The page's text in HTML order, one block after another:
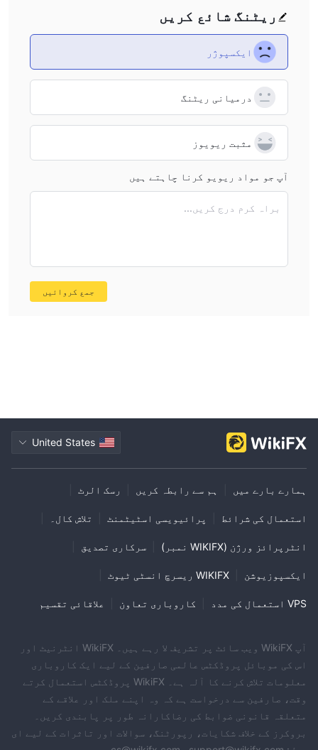
ریٹنگ شائع کریں
ایکسپوژر
درمیانی ریٹنگ
مثبت ریویوز
آپ جو مواد ریویو کرنا چاہتے ہیں
براہ کرم درج کریں...
جمع کروائیں
United States
ہمارے بارے میں ہم سے رابطہ کریں رسک الرٹ
استعمال کی شرائط پرائیویسی اسٹیٹمنٹ تلاش کال۔
انٹرپرائز ورژن (WIKIFX نمبر) سرکاری تصدیق
ایکسپوزیوشن WIKIFX ریسرچ انسٹی ٹیوٹ
VPS استعمال کی مدد کاروباری تعاون علاقائی تقسیم
آپ WikiFX ویب سائٹ پر تشریف لا رہے ہیں۔ WikiFX انٹرنیٹ اور
اس کی موبائل پروڈکٹس عالمی صارفین کے لیے ایک کاروباری
معلومات تلاش کرنے کا آلہ ہے۔ WikiFX پروڈکٹس استعمال کرتے
وقت، صارفین سے درخواست ہے کہ وہ اپنے ملک اور علاقے کے
متعلقہ قانونی ضوابط کی رضاکارانہ طور پر پابندی کریں۔
بروکرز کے خلاف شکایات، رپورٹنگ، سوالات اور تاثرات کے لیے ای